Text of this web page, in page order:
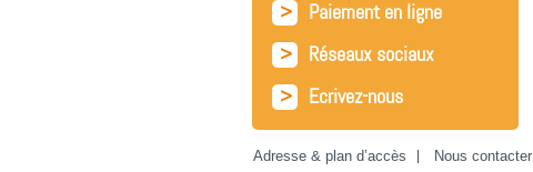
>
Paiement en ligne
>
Réseaux sociaux
>
Ecrivez-nous
Adresse & plan d’accès Nous contacter